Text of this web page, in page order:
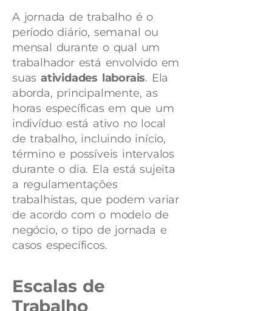
A jornada de trabalho é o
período diário, semanal ou
mensal durante o qual um
trabalhador está envolvido em
suas atividades laborais. Ela
aborda, principalmente, as
horas específicas em que um
indivíduo está ativo no local
de trabalho, incluindo início,
término e possíveis intervalos
durante o dia. Ela está sujeita
a regulamentações
trabalhistas, que podem variar
de acordo com o modelo de
negócio, o tipo de jornada e
casos específicos.
Escalas de
Trabalho